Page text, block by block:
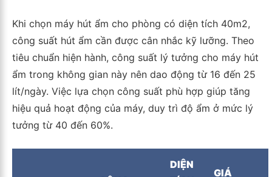
Khi chọn máy hút ẩm cho phòng có diện tích 40m2,
công suất hút ẩm cần được cân nhắc kỹ lưỡng. Theo
tiêu chuẩn hiện hành, công suất lý tưởng cho máy hút
ẩm trong không gian này nên dao động từ 16 đến 25
lít/ngày. Việc lựa chọn công suất phù hợp giúp tăng
hiệu quả hoạt động của máy, duy trì độ ẩm ở mức lý
tưởng từ 40 đến 60%.
DIỆN
GIÁ